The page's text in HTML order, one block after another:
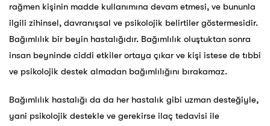
rağmen kişinin madde kullanımına devam etmesi, ve bununla
ilgili zihinsel, davranışsal ve psikolojik belirtiler göstermesidir.
Bağımlılık bir beyin hastalığıdır. Bağımlılık oluştuktan sonra
insan beyninde ciddi etkiler ortaya çıkar ve kişi istese de tıbbi
ve psikolojik destek almadan bağımlılığını bırakamaz.
Bağımlılık hastalığı da da her hastalık gibi uzman desteğiyle,
yani psikolojik destekle ve gerekirse ilaç tedavisi ile